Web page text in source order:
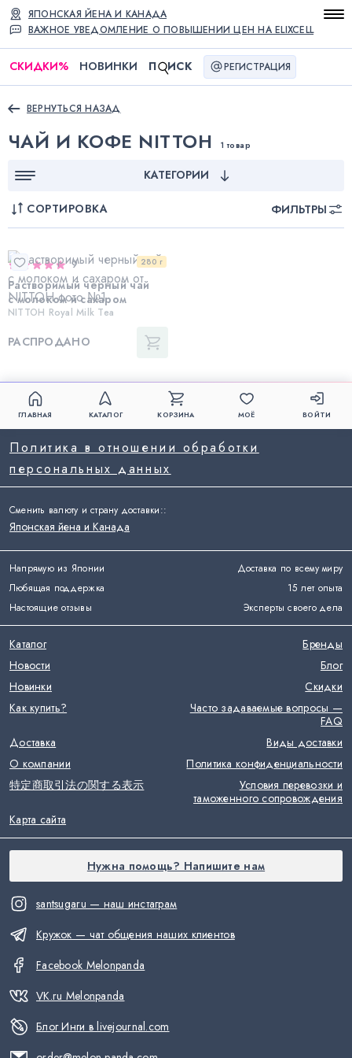
ВАЖНОЕ УВЕДОМЛЕНИЕ О ПОВЫШЕНИИ ЦЕН НА ELIXCELL
ЯПОНСКАЯ ЙЕНА И КАНАДА
СКИДКИ% НОВИНКИ П ИСК РЕГИСТРАЦИЯ
ВЕРНУТЬСЯ НАЗАД
ЧАЙ И КОФЕ NITTOH 1 товар
КАТЕГОРИИ
СОРТИРОВКА ФИЛЬТРЫ
280 г
9
Растворимый черный чай
с молоком и сахаром
NITTOH Royal Milk Tea
РАСПРОДАНО
ГЛАВНАЯ КАТАЛОГ КОРЗИНА МОЁ ВОЙТИ
Напрямую из Японии
Доставка по всему миру
Любящая поддержка
15 лет опыта
Настоящие отзывы
Эксперты своего дела
santsugaru — наш инстаграм
Кружок — чат общения наших клиентов
Facebook Melonpanda
VK.ru Melonpanda
Блог Инги в livejournal.com
Политика в отношении обработки
персональных данных
Каталог
Бренды
Новости
Блог
Новинки
Скидки
Как купить?
Часто задаваемые вопросы —
FAQ
Доставка
Виды доставки
О компании
Политика конфиденциальности
特定商取引法の関する表示
Условия перевозки и
таможенного сопровождения
Карта сайта
Сменить валюту и страну доставки::
Японская йена и Канада
Нужна помощь? Напишите нам